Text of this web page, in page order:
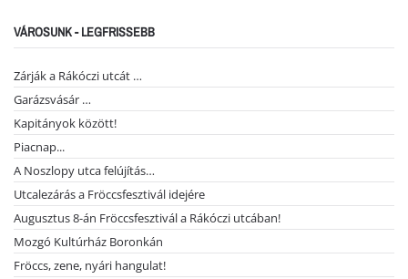
VÁROSUNK - LEGFRISSEBB
Zárják a Rákóczi utcát …
Garázsvásár …
Kapitányok között!
Piacnap...
A Noszlopy utca felújítás…
Utcalezárás a Fröccsfesztivál idejére
Augusztus 8-án Fröccsfesztivál a Rákóczi utcában!
Mozgó Kultúrház Boronkán
Fröccs, zene, nyári hangulat!